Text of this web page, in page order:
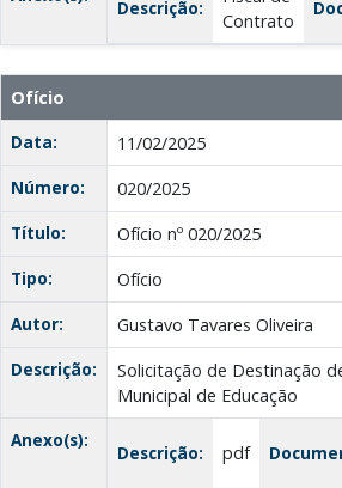
Descrição:
Contrato
Ofício
Data:
11/02/2025
Número:
020/2025
Título:
Ofício nº 020/2025
Tipo:
Ofício
Autor:
Gustavo Tavares Oliveira
Descrição:
Solicitação de Destinação
Municipal de Educação
Anexo(s):
Descrição: pdf